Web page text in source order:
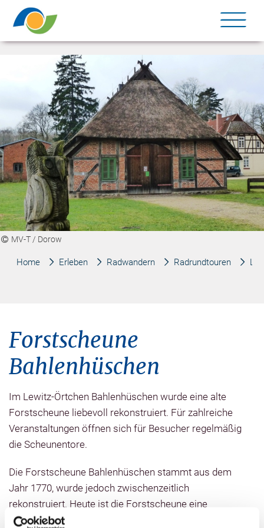
MV-T / Dorow
Home Erleben Radwandern Radrundtouren
Forstscheune
Bahlenhüschen
Im Lewitz-Örtchen Bahlenhüschen wurde eine alte
Forstscheune liebevoll rekonstruiert. Für zahlreiche
Veranstaltungen öffnen sich für Besucher regelmäßig
die Scheunentore.
Die Forstscheune Bahlenhüschen stammt aus dem
Jahr 1770, wurde jedoch zwischenzeitlich
rekonstruiert. Heute ist die Forstscheune eine
beliebte Fest- und Feierstätte. Der alljährliche